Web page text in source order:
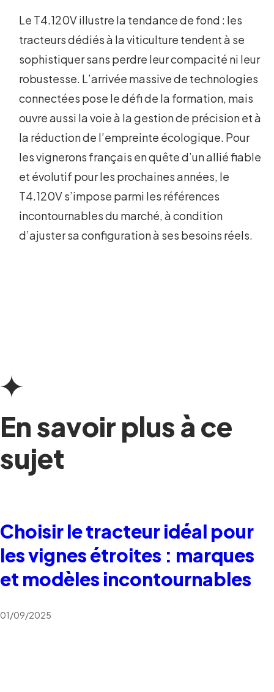
Le T4.120V illustre la tendance de fond : les
tracteurs dédiés à la viticulture tendent à se
sophistiquer sans perdre leur compacité ni leur
robustesse. L’arrivée massive de technologies
connectées pose le défi de la formation, mais
ouvre aussi la voie à la gestion de précision et à
la réduction de l’empreinte écologique. Pour
les vignerons français en quête d’un allié fiable
et évolutif pour les prochaines années, le
T4.120V s’impose parmi les références
incontournables du marché, à condition
d’ajuster sa configuration à ses besoins réels.
En savoir plus à ce
sujet
Choisir le tracteur idéal pour
les vignes étroites : marques
et modèles incontournables
01/09/2025